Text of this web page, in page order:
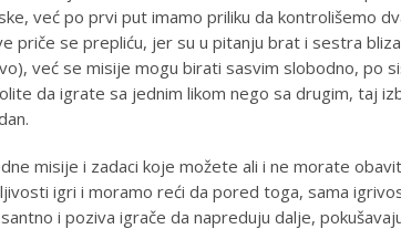
već po prvi put imamo priliku da kontrolišemo
priče se prepliću, jer su u pitanju brat i sestra
već se misije mogu birati sasvim slobodno, po
da igrate sa jednim likom nego sa drugim, taj
misije i zadaci koje možete ali i ne morate
igri i moramo reći da pored toga, sama
i poziva igrače da napreduju dalje,